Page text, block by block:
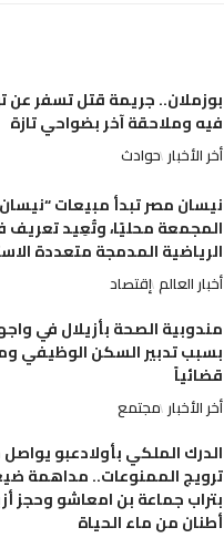
بوزملان.. جريمة قتل تسفر
فيه وملاحقة آخر بضواحي تازة
أخر الأخبار حوادث
نيسان مصر تبدأ مبيعات
المجمعة محليًا، وتُعِيد تعريف
الرياضية المدمجة متعددة
أخبار العالم إقتصاد
مندوبية الصحة بأزيلال في
بسبب تدبير السكن الوظيفي
قضائياً
أخر الأخبار مجتمع
الدرك الملكي بأولادعبو
ترويج الممنوعات.. مداهمة
بتراب جماعة بن امعاشو وحجز
أطنان من ماء الحياة